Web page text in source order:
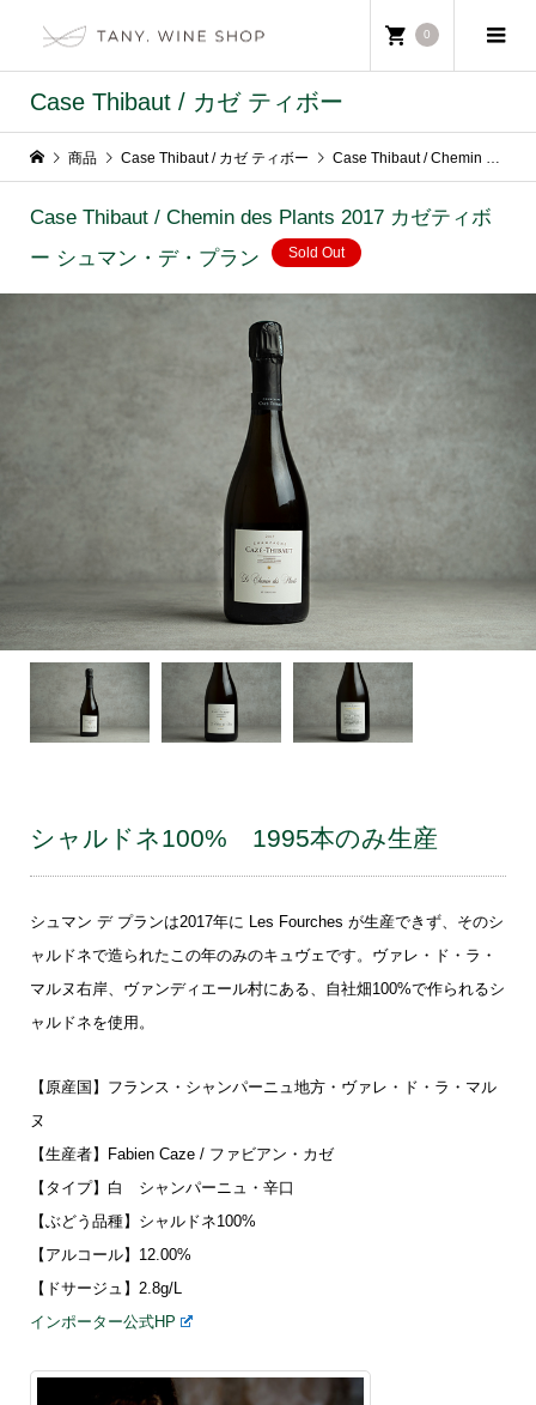
0
Case Thibaut / カゼ ティボー
商品 Case Thibaut / カゼ ティボー Case Thibaut / Chemin des Plants 2017 カゼティボー シュマン・デ・プラン
Case Thibaut / Chemin des Plants 2017 カゼティボ
ー シュマン・デ・プラン
Sold Out
シャルドネ100% 1995本のみ生産
シュマン デ プランは2017年に Les Fourches が生産できず、そのシ
ャルドネで造られたこの年のみのキュヴェです。ヴァレ・ド・ラ・
マルヌ右岸、ヴァンディエール村にある、自社畑100%で作られるシ
ャルドネを使用。
【原産国】フランス・シャンパーニュ地方・ヴァレ・ド・ラ・マル
ヌ
【生産者】Fabien Caze / ファビアン・カゼ
【タイプ】白 シャンパーニュ・辛口
【ぶどう品種】シャルドネ100%
【アルコール】12.00%
【ドサージュ】2.8g/L
インポーター公式HP